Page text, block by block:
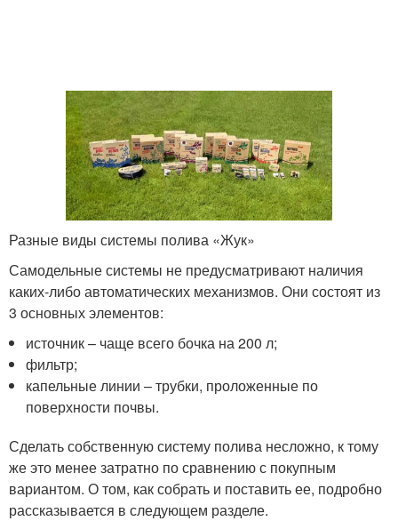
Разные виды системы полива «Жук»
Самодельные системы не предусматривают наличия
каких-либо автоматических механизмов. Они состоят из
3 основных элементов:
источник – чаще всего бочка на 200 л;
фильтр;
капельные линии – трубки, проложенные по
поверхности почвы.
Сделать собственную систему полива несложно, к тому
же это менее затратно по сравнению с покупным
вариантом. О том, как собрать и поставить ее, подробно
рассказывается в следующем разделе.